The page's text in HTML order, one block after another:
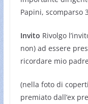
Papini, scomparso
Invito Rivolgo
non) ad essere
ricordare mio padre
(nella foto di
premiato dall’ex